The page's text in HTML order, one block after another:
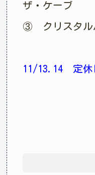
ザ・ケーブ
③ クリスタル
11/13.14 定休